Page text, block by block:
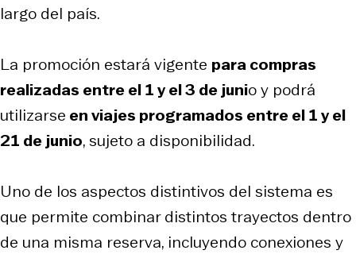
largo del país.
La promoción estará vigente para compras
realizadas entre el 1 y el 3 de junio y podrá
utilizarse en viajes programados entre el 1 y el
21 de junio, sujeto a disponibilidad.
Uno de los aspectos distintivos del sistema es
que permite combinar distintos trayectos dentro
de una misma reserva, incluyendo conexiones y